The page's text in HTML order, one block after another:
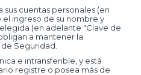
sus cuentas personales (en
ingreso de su nombre y
(en adelante "Clave de
a mantener la
Seguridad.
e intransferible, y está
registre o posea más de